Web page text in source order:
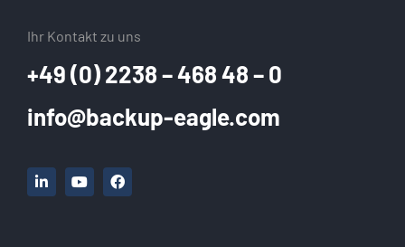
Ihr Kontakt zu uns
+49 (0) 2238 – 468 48 – 0
info@backup-eagle.com